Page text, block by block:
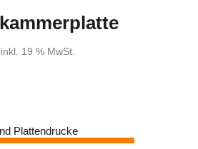
inkl. 19 % MwSt.